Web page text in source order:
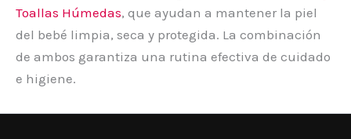
Toallas Húmedas, que ayudan a mantener la piel
del bebé limpia, seca y protegida. La combinación
de ambos garantiza una rutina efectiva de cuidado
e higiene.